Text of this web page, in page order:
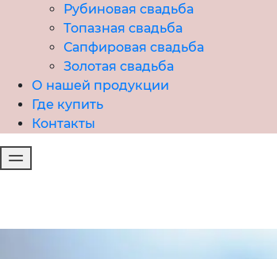
Рубиновая свадьба
Топазная свадьба
Сапфировая свадьба
Золотая свадьба
О нашей продукции
Где купить
Контакты